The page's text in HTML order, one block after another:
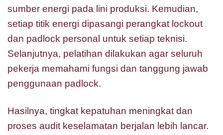
sumber energi pada lini produksi. Kemudian,
setiap titik energi dipasangi perangkat lockout
dan padlock personal untuk setiap teknisi.
Selanjutnya, pelatihan dilakukan agar seluruh
pekerja memahami fungsi dan tanggung jawab
penggunaan padlock.
Hasilnya, tingkat kepatuhan meningkat dan
proses audit keselamatan berjalan lebih lancar.